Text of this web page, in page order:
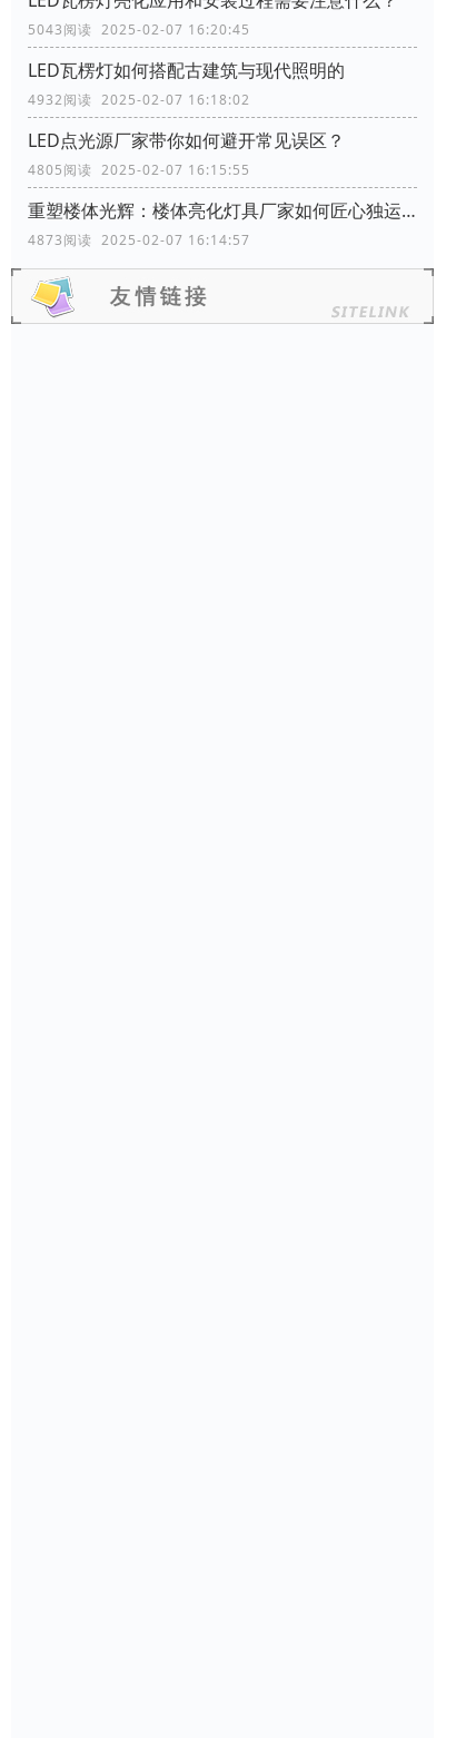
5043阅读 2025-02-07 16:20:45
LED瓦楞灯如何搭配古建筑与现代照明的
4932阅读 2025-02-07 16:18:02
LED点光源厂家带你如何避开常见误区？
4805阅读 2025-02-07 16:15:55
重塑楼体光辉：楼体亮化灯具厂家如何匠心独运，彰显建筑特色
4873阅读 2025-02-07 16:14:57